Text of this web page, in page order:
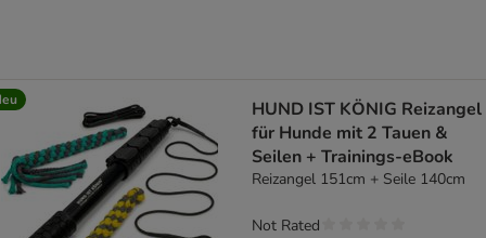
HUND IST KÖNIG Reizangel
für Hunde mit 2 Tauen &
Seilen + Trainings-eBook
Reizangel 151cm + Seile 140cm
Not Rated